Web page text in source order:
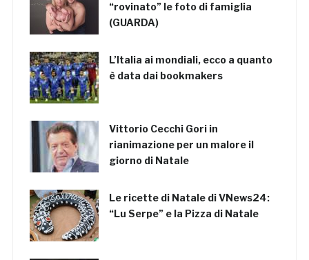
“rovinato” le foto di famiglia
(GUARDA)
L’Italia ai mondiali, ecco a quanto
è data dai bookmakers
Vittorio Cecchi Gori in
rianimazione per un malore il
giorno di Natale
Le ricette di Natale di VNews24:
“Lu Serpe” e la Pizza di Natale